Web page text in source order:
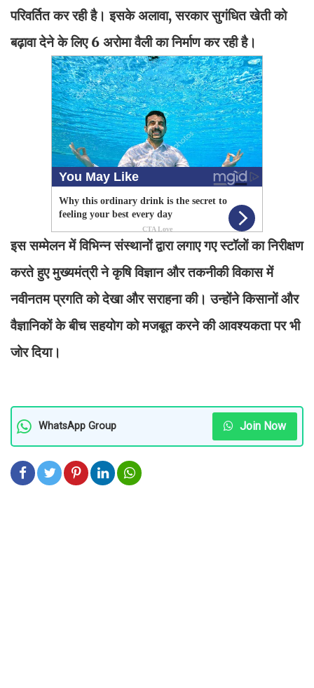
परिवर्तित कर रही है। इसके अलावा, सरकार सुगंधित खेती को
बढ़ावा देने के लिए 6 अरोमा वैली का निर्माण कर रही है।
इस सम्मेलन में विभिन्न संस्थानों द्वारा लगाए गए स्टॉलों का निरीक्षण
करते हुए मुख्यमंत्री ने कृषि विज्ञान और तकनीकी विकास में
नवीनतम प्रगति को देखा और सराहना की। उन्होंने किसानों और
वैज्ञानिकों के बीच सहयोग को मजबूत करने की आवश्यकता पर भी
जोर दिया।
WhatsApp Group Join Now